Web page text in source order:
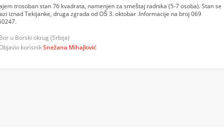
trosoban stan 76 kvadrata, namenjen za smeštaj radnika (5-7 osoba). Stan se
iznad Tekijanke, druga zgrada od OŠ 3. oktobar .Informacije na broj 069
Bor u Borski okrug (Srbija)
korisnikSnežana Mihajlović